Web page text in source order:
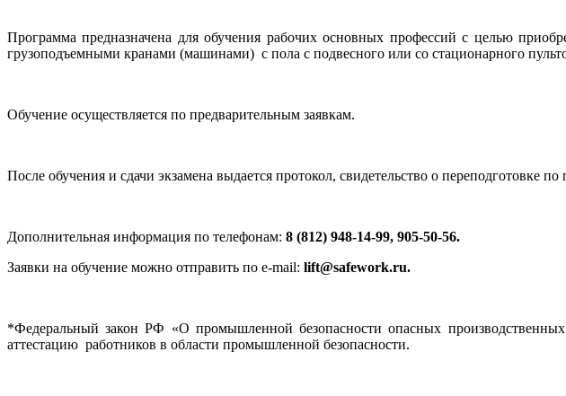
Программа предназначена для обучения рабочих основных профессий с целью
грузоподъемными кранами (машинами) с пола с подвесного или со стационарного
Обучение осуществляется по предварительным заявкам.
После обучения и сдачи экзамена выдается протокол, свидетельство о переподготовке
Дополнительная информация по телефонам: 8 (812) 948-14-99, 905-50-56.
Заявки на обучение можно отправить по e-mail: lift@safework.ru.
*Федеральный закон РФ «О промышленной безопасности опасных
аттестацию работников в области промышленной безопасности.